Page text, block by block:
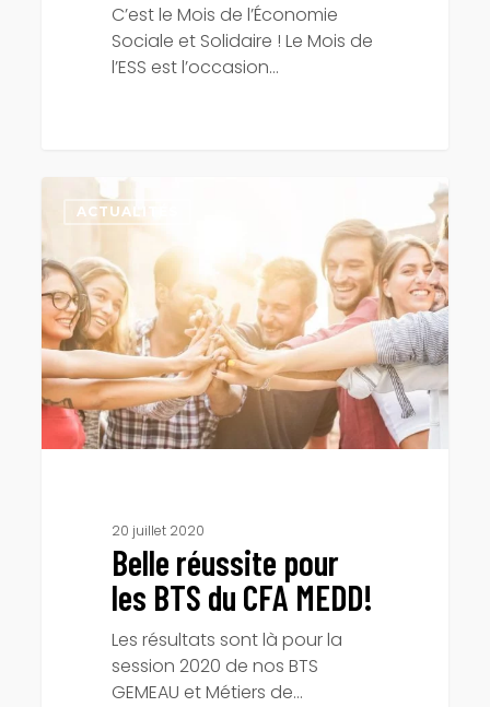
C’est le Mois de l’Économie
Sociale et Solidaire ! Le Mois de
l’ESS est l’occasion…
réussite
pour
les
BTS
du
CFA
MEDD!
ACTUALITÉS
20 juillet 2020
Belle réussite pour
les BTS du CFA MEDD!
Les résultats sont là pour la
session 2020 de nos BTS
GEMEAU et Métiers de…